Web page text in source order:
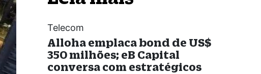
Telecom
Alloha emplaca bond de US$
350 milhões; eB Capital
conversa com estratégicos